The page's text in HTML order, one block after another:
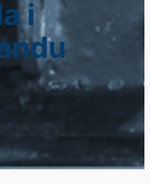
i